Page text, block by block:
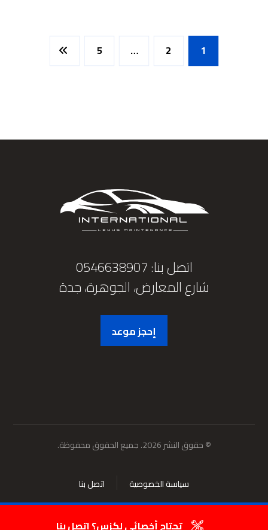
1
2
…
5
اتصل بنا: 0546638907
شارع المعارض، الجوهرة، جدة
إحجز موعد
© حقوق النشر 2026. جميع الحقوق محفوظة.
اتصل بنا سياسة الخصوصية
تحتاج أخصائي لكزس؟ اتصل بنا